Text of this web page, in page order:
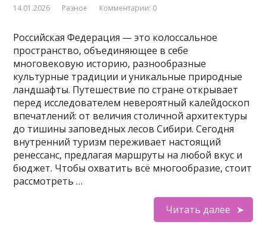
14.01.2026 Разное Комментарии: 0
Российская Федерация — это колоссальное
пространство, объединяющее в себе
многовековую историю, разнообразные
культурные традиции и уникальные природные
ландшафты. Путешествие по стране открывает
перед исследователем невероятный калейдоскоп
впечатлений: от величия столичной архитектуры
до тишины заповедных лесов Сибири. Сегодня
внутренний туризм переживает настоящий
ренессанс, предлагая маршруты на любой вкус и
бюджет. Чтобы охватить всё многообразие, стоит
рассмотреть …
Читать далее